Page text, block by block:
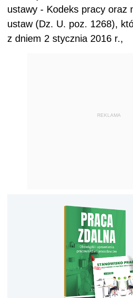
ustawy - Kodeks pracy oraz
ustaw (Dz. U. poz. 1268),
z dniem 2 stycznia 2016 r.,
REKLAMA